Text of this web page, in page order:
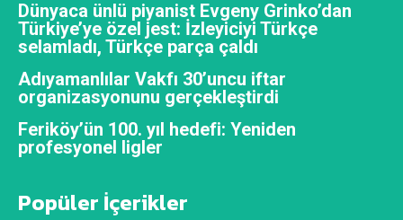
Dünyaca ünlü piyanist Evgeny Grinko’dan
Türkiye’ye özel jest: İzleyiciyi Türkçe
selamladı, Türkçe parça çaldı
Adıyamanlılar Vakfı 30’uncu iftar
organizasyonunu gerçekleştirdi
Feriköy’ün 100. yıl hedefi: Yeniden
profesyonel ligler
Popüler İçerikler